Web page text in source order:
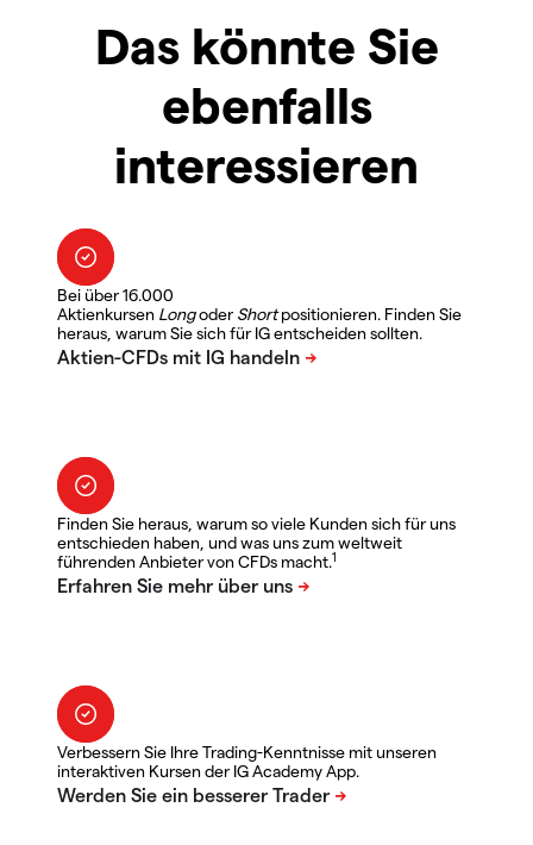
Das könnte Sie
ebenfalls
interessieren
Bei über 16.000
Aktienkursen LongoderShortpositionieren. Finden Sie
heraus, warum Sie sich für IG entscheiden sollten.
Finden Sie heraus, warum so viele Kunden sich für uns
entschieden haben, und was uns zum weltweit
führenden Anbieter von CFDs macht.1
Verbessern Sie Ihre Trading-Kenntnisse mit unseren
interaktiven Kursen der IG Academy App.